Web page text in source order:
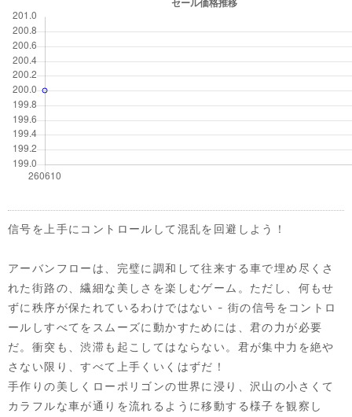
信号を上手にコントロールして混乱を回避しよう！
アーバンフローは、完璧に調和して往来する車で埋め尽くさ
れた街路の、繊細な美しさを楽しむゲーム。ただし、何もせ
ずに秩序が保たれているわけではない - 街の信号をコントロ
ールしすべてをスムーズに動かすためには、君の力が必要
だ。衝突も、渋滞も起こしてはならない。君が集中力を絶や
さない限り、すべて上手くいくはずだ！
手作りの美しくローポリゴンの世界に浸り、沢山の小さくて
カラフルな車が通りを流れるように移動する様子を観察し